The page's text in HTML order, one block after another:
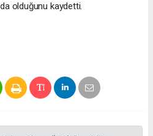
olduğunu kaydetti.